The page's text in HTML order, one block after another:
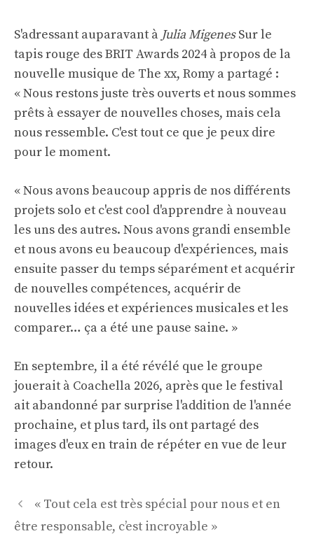
S'adressant auparavant à Julia MigenesSur le
tapis rouge des BRIT Awards 2024 à propos de la
nouvelle musique de The xx, Romy a partagé :
« Nous restons juste très ouverts et nous sommes
prêts à essayer de nouvelles choses, mais cela
nous ressemble. C'est tout ce que je peux dire
pour le moment.
« Nous avons beaucoup appris de nos différents
projets solo et c'est cool d'apprendre à nouveau
les uns des autres. Nous avons grandi ensemble
et nous avons eu beaucoup d'expériences, mais
ensuite passer du temps séparément et acquérir
de nouvelles compétences, acquérir de
nouvelles idées et expériences musicales et les
comparer… ça a été une pause saine. »
En septembre, il a été révélé que le groupe
jouerait à Coachella 2026, après que le festival
ait abandonné par surprise l'addition de l'année
prochaine, et plus tard, ils ont partagé des
images d'eux en train de répéter en vue de leur
retour.
Navigation
des
« Tout cela est très spécial pour nous et en
être responsable, c’est incroyable »